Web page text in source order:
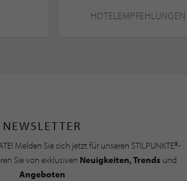
HOTELEMPFEHLUNGEN
NEWSLETTER
Melden Sie sich jetzt für unseren STILPUNKTE®-
Sie von exklusiven Neuigkeiten, Trends und
Angeboten